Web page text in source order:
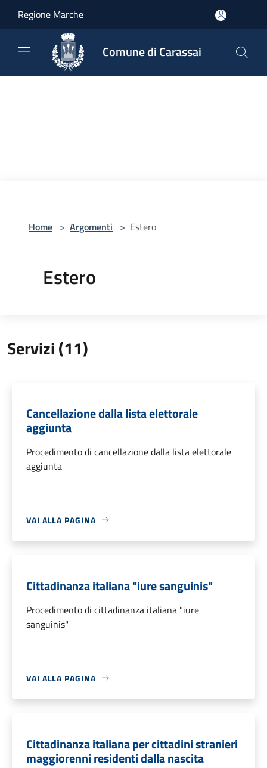
Regione Marche
Comune di Carassai
Home > Argomenti > Estero
Estero
Servizi (11)
Cancellazione dalla lista elettorale
aggiunta
Procedimento di cancellazione dalla lista elettorale
aggiunta
VAI ALLA PAGINA
Cittadinanza italiana "iure sanguinis"
Procedimento di cittadinanza italiana "iure
sanguinis"
VAI ALLA PAGINA
Cittadinanza italiana per cittadini stranieri
maggiorenni residenti dalla nascita